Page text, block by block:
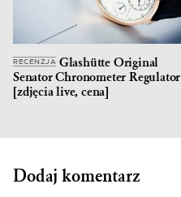
RECENZJA Glashütte Original
Senator Chronometer Regulator
[zdjęcia live, cena]
Dodaj komentarz